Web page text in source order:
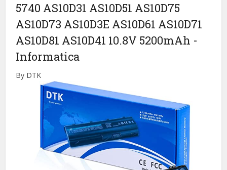
5740 AS10D31 AS10D51 AS10D75
AS10D73 AS10D3E AS10D61 AS10D71
AS10D81 AS10D41 10.8V 5200mAh -
Informatica
By DTK